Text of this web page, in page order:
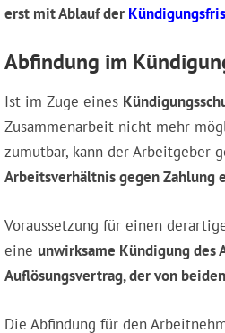
erst mit Ablauf der
Abfindung im
Ist im Zuge eines
Zusammenarbeit nicht mehr
zumutbar, kann der Arbeitgeber
Arbeitsverhältnis gegen Zahlung
Voraussetzung für einen
eine unwirksame Kündigung des
Auflösungsvertrag, der von
Die Abfindung für den